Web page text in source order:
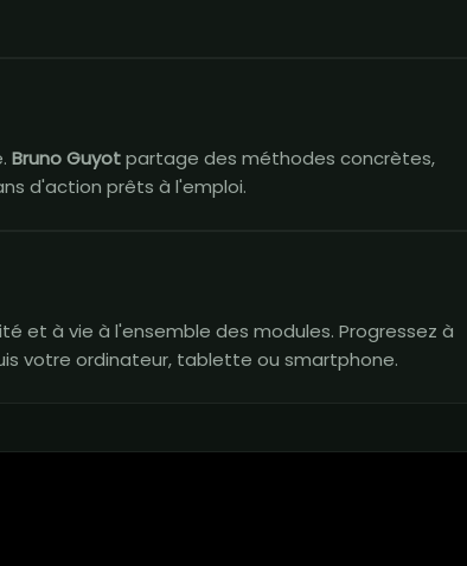
Bruno Guyotpartage des méthodes concrètes,
d'action prêts à l'emploi.
et à vie à l'ensemble des modules. Progressez à
votre ordinateur, tablette ou smartphone.